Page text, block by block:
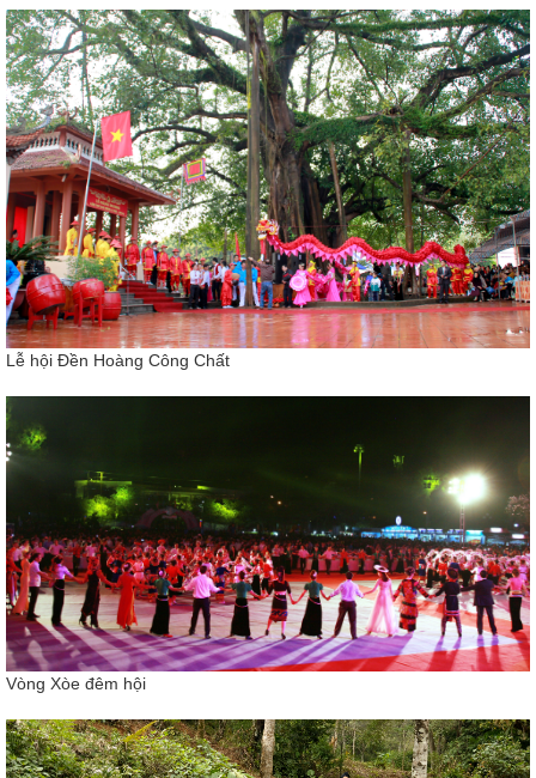
Lễ hội Đền Hoàng Công Chất
Vòng Xòe đêm hội